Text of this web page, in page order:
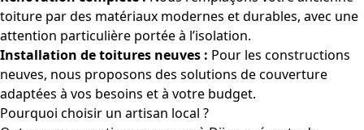
toiture par des matériaux modernes et durables, avec une
attention particulière portée à l’isolation.
Installation de toitures neuves : Pour les constructions
neuves, nous proposons des solutions de couverture
adaptées à vos besoins et à votre budget.
Pourquoi choisir un artisan local ?